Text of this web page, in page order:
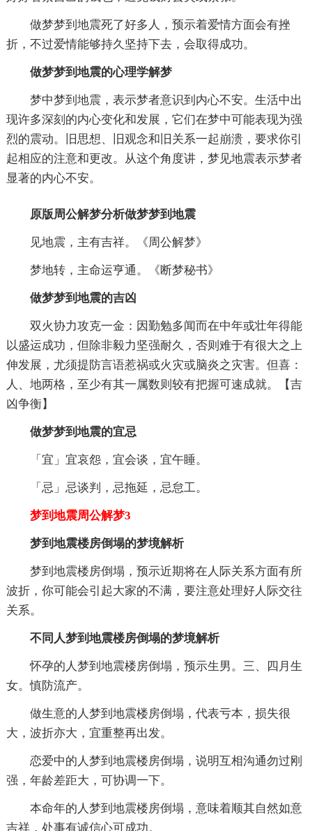
做梦梦到地震死了好多人，预示着爱情方面会有挫
折，不过爱情能够持久坚持下去，会取得成功。
做梦梦到地震的心理学解梦
梦中梦到地震，表示梦者意识到内心不安。生活中出
现许多深刻的内心变化和发展，它们在梦中可能表现为强
烈的震动。旧思想、旧观念和旧关系一起崩溃，要求你引
起相应的注意和更改。从这个角度讲，梦见地震表示梦者
显著的内心不安。
原版周公解梦分析做梦梦到地震
见地震，主有吉祥。《周公解梦》
梦地转，主命运亨通。《断梦秘书》
做梦梦到地震的吉凶
双火协力攻克一金：因勤勉多闻而在中年或壮年得能
以盛运成功，但除非毅力坚强耐久，否则难于有很大之上
伸发展，尤须提防言语惹祸或火灾或脑炎之灾害。但喜：
人、地两格，至少有其一属数则较有把握可速成就。【吉
凶争衡】
做梦梦到地震的宜忌
「宜」宜哀怨，宜会谈，宜午睡。
「忌」忌谈判，忌拖延，忌怠工。
梦到地震周公解梦3
梦到地震楼房倒塌的梦境解析
梦到地震楼房倒塌，预示近期将在人际关系方面有所
波折，你可能会引起大家的不满，要注意处理好人际交往
关系。
不同人梦到地震楼房倒塌的梦境解析
怀孕的人梦到地震楼房倒塌，预示生男。三、四月生
女。慎防流产。
做生意的人梦到地震楼房倒塌，代表亏本，损失很
大，波折亦大，宜重整再出发。
恋爱中的人梦到地震楼房倒塌，说明互相沟通勿过刚
强，年龄差距大，可协调一下。
本命年的人梦到地震楼房倒塌，意味着顺其自然如意
吉祥，处事有诚信心可成功。